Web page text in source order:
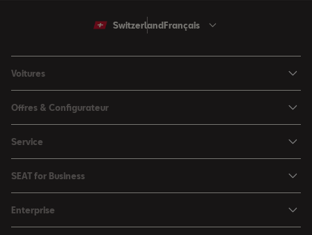
SwitzerlandFrançais
Voitures
Ibiza
Leon
Leon Sportstourer
Ateca
Offres & Configurateur
Offres
Catalogues & les listes de prix
SEAT Occasion Plus
Boutique d'accessoires
Service
SEAT Service
Accessoires automobiles
SEAT for Business
Offres
Enterprise